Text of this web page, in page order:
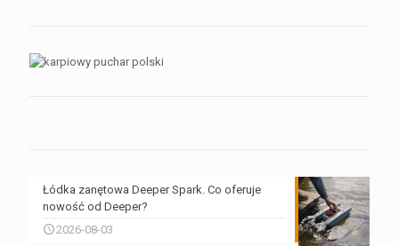
Łódka zanętowa Deeper Spark. Co oferuje
nowość od Deeper?
2026-08-03